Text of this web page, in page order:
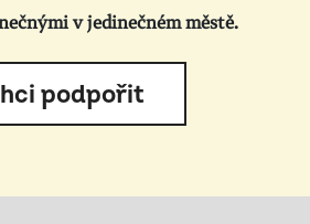
v jedinečném městě.
podpořit